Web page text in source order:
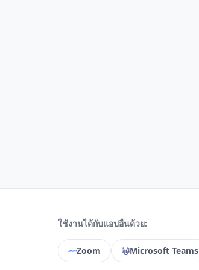
ใช้งานได้กับแอปอื่นด้วย:
Zoom Microsoft Teams